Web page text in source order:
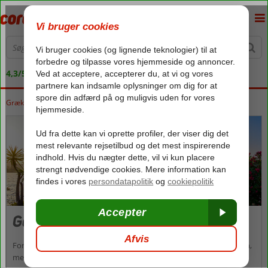
4,3/5 på Trustpilot
Forside
Grækenland Korfu Korfu Gouvia
Gouvia
Forestil dig at vågne op til lyden af bølger, der blidt slår mod kysten,
mens duften af friskbrygget kaffe siver ind gennem den åbne